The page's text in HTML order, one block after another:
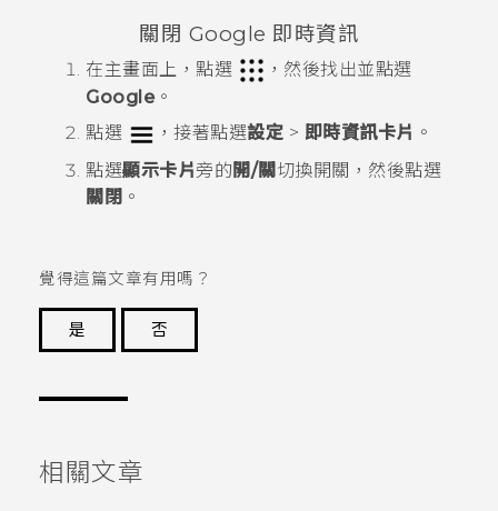
關閉 Google 即時資訊
在主畫面上，點選
，然後找出並點選
Google。
點選
，接著點選設定 > 即時資訊卡片 。
點選顯示卡片旁的 開/關 切換開關，然後點選
關閉 。
覺得這篇文章有用嗎？
是
否
相關文章